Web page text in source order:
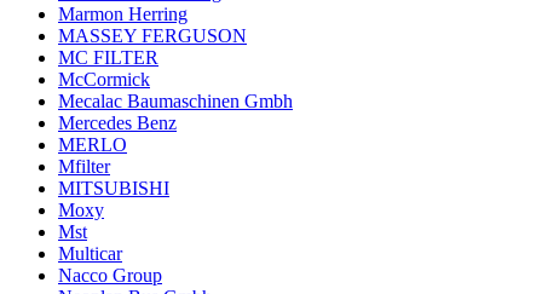
Marmon Herring
MASSEY FERGUSON
MC FILTER
McCormick
Mecalac Baumaschinen Gmbh
Mercedes Benz
MERLO
Mfilter
MITSUBISHI
Moxy
Mst
Multicar
Nacco Group